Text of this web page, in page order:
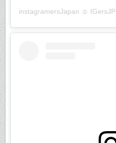
instagramersJapan ☺︎ IGersJP